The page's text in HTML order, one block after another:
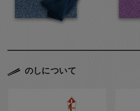
のしについて